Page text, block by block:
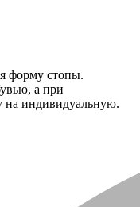
форму стопы.
а при
на индивидуальную.